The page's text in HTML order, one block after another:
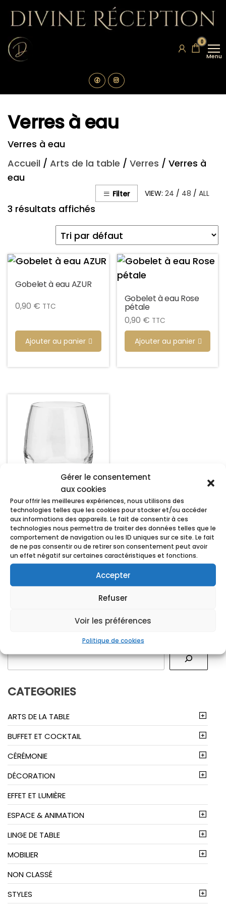
Gérer le consentement
aux cookies
Pour offrir les meilleures expériences, nous utilisons des
technologies telles que les cookies pour stocker et/ou accéder
aux informations des appareils. Le fait de consentir à ces
technologies nous permettra de traiter des données telles que le
comportement de navigation ou les ID uniques sur ce site. Le fait
de ne pas consentir ou de retirer son consentement peut avoir
un effet négatif sur certaines caractéristiques et fonctions.
Accepter
Refuser
Voir les préférences
Politique de cookies
contenu
0
Menu
Verres à eau
Verres à eau
Accueil / Arts de la table / Verres / Verres à
eau
VIEW: 24 / 48 / ALL
Filter
3 résultats affichés
Gobelet à eau AZUR
0,90 € TTC
Ajouter au panier
Gobelet à eau Rose
pétale
0,90 € TTC
Ajouter au panier
Gobelet Inspiration,
33cl
0,38€ TTC
Ajouter au panier
CATEGORIES
ARTS DE LA TABLE
BUFFET ET COCKTAIL
CÉRÉMONIE
DÉCORATION
EFFET ET LUMIÈRE
ESPACE & ANIMATION
LINGE DE TABLE
MOBILIER
NON CLASSÉ
STYLES